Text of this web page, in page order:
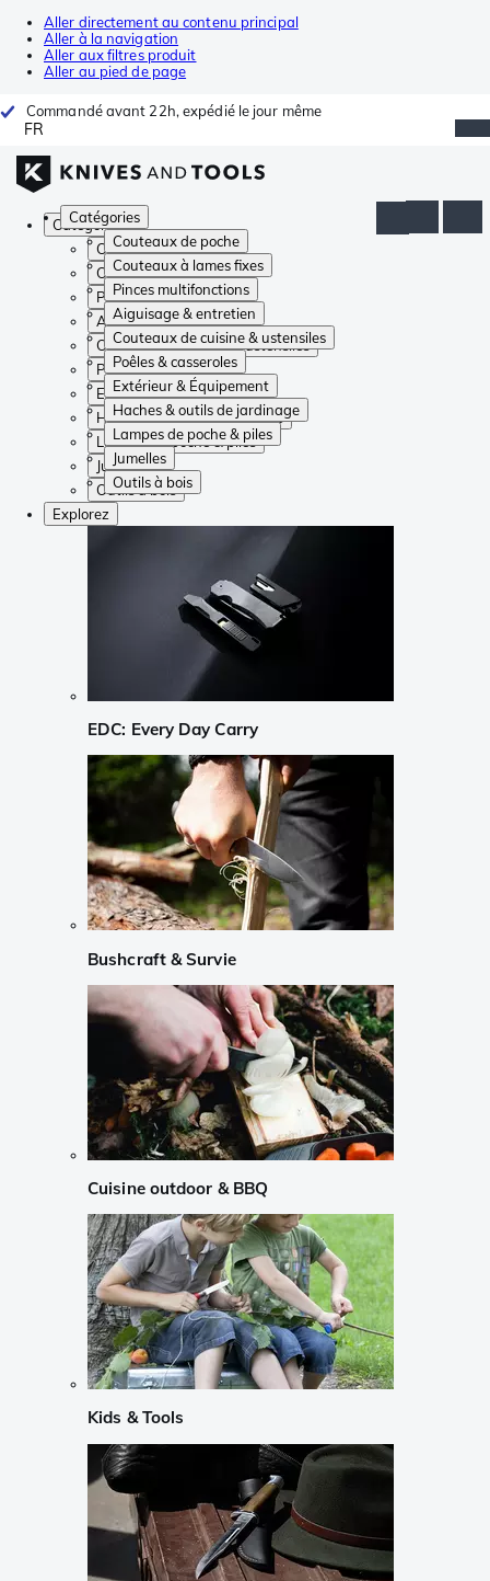
Aller directement au contenu principal
Aller à la navigation
Aller aux filtres produit
Aller au pied de page
Commandé avant 22h, expédié le jour même
FR
Catégories
Couteaux de poche
Couteaux à lames fixes
Pinces multifonctions
Aiguisage & entretien
Couteaux de cuisine & ustensiles
Poêles & casseroles
Extérieur & Équipement
Haches & outils de jardinage
Lampes de poche & piles
Jumelles
Outils à bois
Catégories
Couteaux de poche
Couteaux à lames fixes
Pinces multifonctions
Aiguisage & entretien
Couteaux de cuisine & ustensiles
Poêles & casseroles
Extérieur & Équipement
Haches & outils de jardinage
Lampes de poche & piles
Jumelles
Outils à bois
Explorez
EDC: Every Day Carry
Bushcraft & Survie
Cuisine outdoor & BBQ
Kids & Tools